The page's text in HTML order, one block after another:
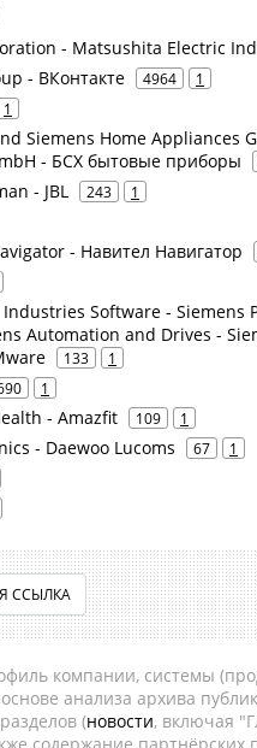
- Matsushita Electric
- ВКонтакте 4964 1
1
Siemens Home Appliances
- БСХ бытовые приборы
- JBL 243 1
- Навител Навигатор
Software - Siemens
Automation and Drives -
133 1
1
- Amazfit 109 1
- Daewoo Lucoms 67 1
ССЫЛКА
компании, системы
анализа архива
(новости, включая